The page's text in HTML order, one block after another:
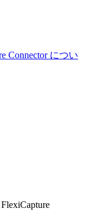
Connector につい